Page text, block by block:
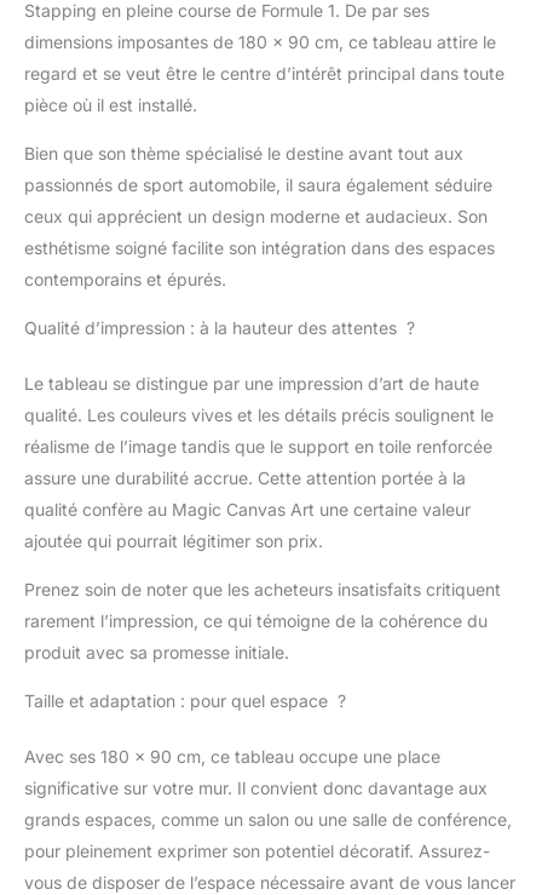
recouverte et l'image a
une belle transition au
mur. Toutes les images
écologiques de qualité
résultat de couleur
fantastique avec un
contraste élevé.
d'un produit de qualité
Nos cadres de toile de
qualité supérieure sont
composés d'environ 2
cm d'épaisseur en pin
véritable. (À partir de la
x 100 cm, nous
cm d'épaisseur). La
toile imprimée par nos
soins est tendue sur
la livraison.
Stapping en pleine course de Formule 1. De par ses
dimensions imposantes de 180 x 90 cm, ce tableau attire le
regard et se veut être le centre d’intérêt principal dans toute
pièce où il est installé.
Bien que son thème spécialisé le destine avant tout aux
passionnés de sport automobile, il saura également séduire
ceux qui apprécient un design moderne et audacieux. Son
esthétisme soigné facilite son intégration dans des espaces
contemporains et épurés.
Qualité d’impression : à la hauteur des attentes ?
Le tableau se distingue par une impression d’art de haute
qualité. Les couleurs vives et les détails précis soulignent le
réalisme de l’image tandis que le support en toile renforcée
assure une durabilité accrue. Cette attention portée à la
qualité confère au Magic Canvas Art une certaine valeur
ajoutée qui pourrait légitimer son prix.
Prenez soin de noter que les acheteurs insatisfaits critiquent
rarement l’impression, ce qui témoigne de la cohérence du
produit avec sa promesse initiale.
Taille et adaptation : pour quel espace ?
Avec ses 180 x 90 cm, ce tableau occupe une place
significative sur votre mur. Il convient donc davantage aux
grands espaces, comme un salon ou une salle de conférence,
pour pleinement exprimer son potentiel décoratif. Assurez-
vous de disposer de l’espace nécessaire avant de vous lancer